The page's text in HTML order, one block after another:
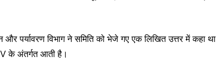
और पर्यावरण विभाग ने समिति को भेजे गए एक लिखित उत्तर में कहा था
के अंतर्गत आती है।